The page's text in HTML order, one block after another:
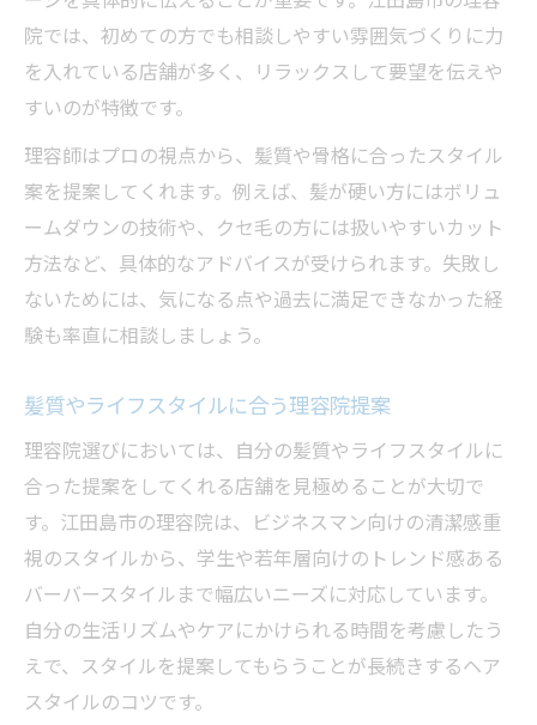
院では、初めての方でも相談しやすい雰囲気づくりに力
を入れている店舗が多く、リラックスして要望を伝えや
すいのが特徴です。
理容師はプロの視点から、髪質や骨格に合ったスタイル
案を提案してくれます。例えば、髪が硬い方にはボリュ
ームダウンの技術や、クセ毛の方には扱いやすいカット
方法など、具体的なアドバイスが受けられます。失敗し
ないためには、気になる点や過去に満足できなかった経
験も率直に相談しましょう。
髪質やライフスタイルに合う理容院提案
理容院選びにおいては、自分の髪質やライフスタイルに
合った提案をしてくれる店舗を見極めることが大切で
す。江田島市の理容院は、ビジネスマン向けの清潔感重
視のスタイルから、学生や若年層向けのトレンド感ある
バーバースタイルまで幅広いニーズに対応しています。
自分の生活リズムやケアにかけられる時間を考慮したう
えで、スタイルを提案してもらうことが長続きするヘア
スタイルのコツです。